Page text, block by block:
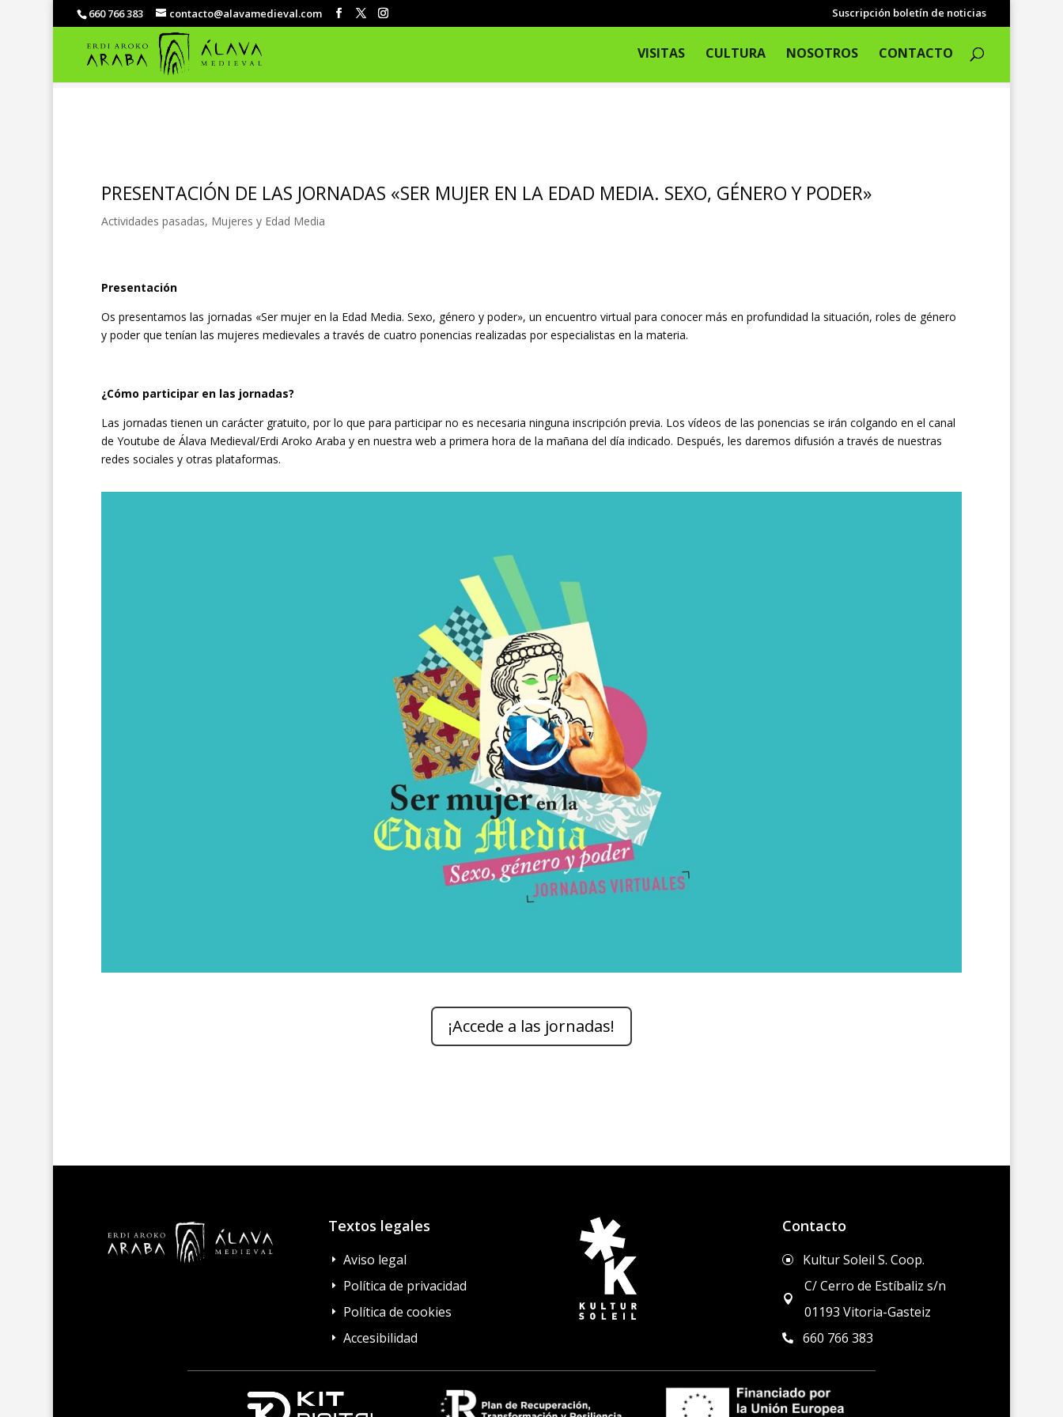
660 766 383 contacto@alavamedieval.com Suscripción boletín de noticias
VISITAS CULTURA NOSOTROS CONTACTO
PRESENTACIÓN DE LAS JORNADAS «SER MUJER EN LA EDAD MEDIA. SEXO, GÉNERO Y PODER»
Actividades pasadas, Mujeres y Edad Media
Presentación
Os presentamos las jornadas «Ser mujer en la Edad Media. Sexo, género y poder», un encuentro virtual para conocer más en profundidad la situación, roles de género
y poder que tenían las mujeres medievales a través de cuatro ponencias realizadas por especialistas en la materia.
¿Cómo participar en las jornadas?
Las jornadas tienen un carácter gratuito, por lo que para participar no es necesaria ninguna inscripción previa. Los vídeos de las ponencias se irán colgando en el canal
de Youtube de Álava Medieval/Erdi Aroko Araba y en nuestra web a primera hora de la mañana del día indicado. Después, les daremos difusión a través de nuestras
redes sociales y otras plataformas.
¡Accede a las jornadas!
Textos legales
E Aviso legal
E Política de privacidad
E Política de cookies
E Accesibilidad
Contacto
] Kultur Soleil S. Coop.

C/ Cerro de Estíbaliz s/n
01193 Vitoria-Gasteiz
 660 766 383